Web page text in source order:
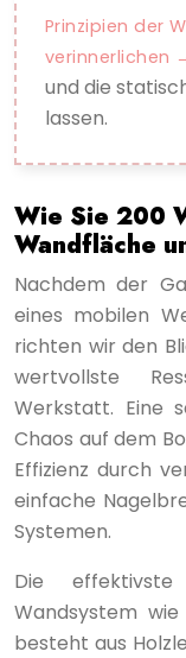
Prinzipien der
verinnerlichen
und die
lassen.
Wie Sie 200
Wandfläche
Nachdem der
eines mobilen
richten wir den
wertvollste
Werkstatt. Eine
Chaos auf dem
Effizienz durch
einfache
Systemen.
Die
Wandsystem
besteht aus